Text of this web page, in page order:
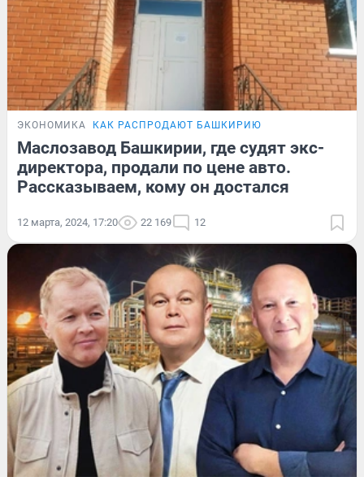
ЭКОНОМИКА КАК РАСПРОДАЮТ БАШКИРИЮ
Маслозавод Башкирии, где судят экс-
директора, продали по цене авто.
Рассказываем, кому он достался
12 марта, 2024, 17:20 22 169 12